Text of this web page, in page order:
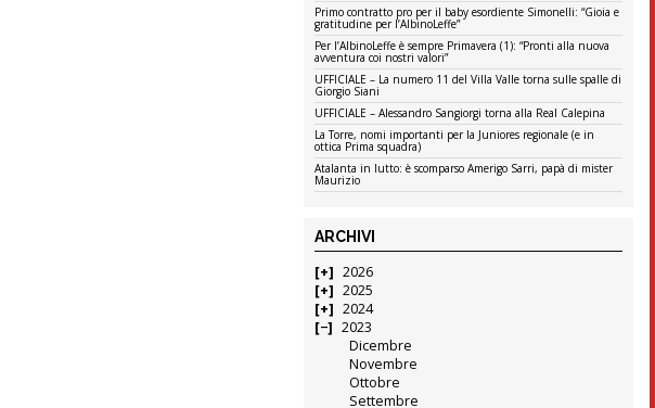
Primo contratto pro per il baby esordiente Simonelli: “Gioia e
gratitudine per l’AlbinoLeffe”
Per l’AlbinoLeffe è sempre Primavera (1): “Pronti alla nuova
avventura coi nostri valori”
UFFICIALE – La numero 11 del Villa Valle torna sulle spalle di
Giorgio Siani
UFFICIALE – Alessandro Sangiorgi torna alla Real Calepina
La Torre, nomi importanti per la Juniores regionale (e in
ottica Prima squadra)
Atalanta in lutto: è scomparso Amerigo Sarri, papà di mister
Maurizio
ARCHIVI
2026
2025
2024
2023
Dicembre
Novembre
Ottobre
Settembre